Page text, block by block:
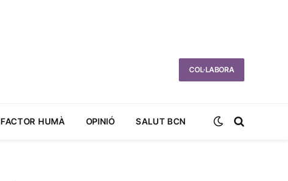
COL·LABORA
FACTOR HUMÀ OPINIÓ SALUT BCN